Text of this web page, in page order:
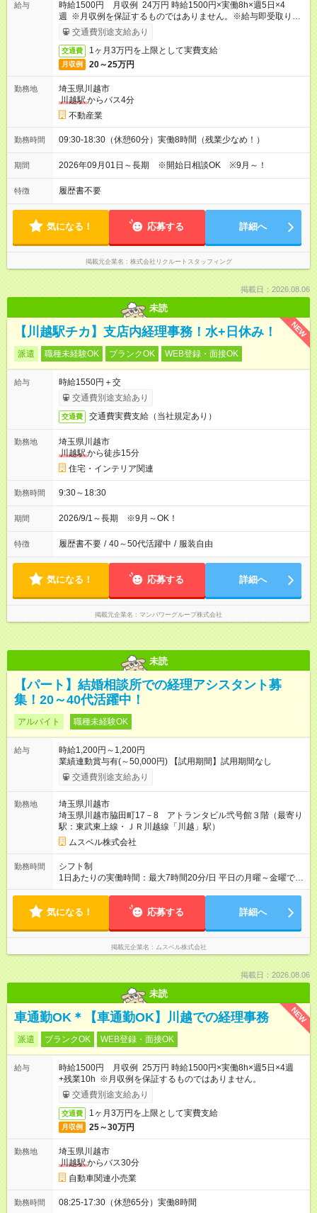
給与
時給1500円 月収例 24万円 時給1500円×実働8h×週5日×4
週 ※月収例を保証するものではありません。※給与即受取りサ
ービス利用可（利用条件有）
交通費別途支給あり
交通費 1ヶ月3万円を上限として実費支給
月収例 20～25万円
勤務地
埼玉県川越市
川越駅からバス4分
不動産業
勤務時間 09:30-18:30（休憩60分）実働8時間（残業少なめ！）
期間 2026年09月01日～長期 ※開始日相談OK ※9月～！
特徴 履歴書不要
気になる！ 応募する 詳細へ
掲載元企業名 株式会社リクルートスタッフィング
掲載日：2026.08.06
未読
NEW
【川越駅チカ】支店内経理事務！水+日休み！
派遣 職種未経験OK ブランクOK WEB登録・面接OK
給与
時給1550円＋交
交通費別途支給あり
交通費 交通費実費支給（当社規定あり）
勤務地
埼玉県川越市
川越駅から徒歩15分
住宅・インテリア関連
勤務時間 9:30～18:30
期間 2026/9/1～長期 ※9月～OK！
特徴 履歴書不要 / 40～50代活躍中 / 服装自由
気になる！ 応募する 詳細へ
掲載元企業名 マンパワーグループ株式会社
未読
【パート】結婚相談所での経理アシスタント募
集！20～40代活躍中！
アルバイト 職種未経験OK
給与
時給1,200円～1,200円
業績連動賞与有(～50,000円) 【試用期間】試用期間なし
交通費別途支給あり
勤務地
埼玉県川越市
埼玉県川越市脇田町17－8 アトランタビル弐号館３階（最寄り
駅：東武東上線・ＪＲ川越線「川越」駅）
ムスベル株式会社
勤務時間
シフト制
1日あたりの実働時間：最大7時間20分/日 平日の月曜～金曜でご
勤務いただきます。土日祝がお休みとなります。 ＜シフト例＞
休憩80分
気になる！ 応募する 詳細へ
掲載元企業名 ムスベル株式会社
掲載日：2026.08.06
未読
NEW
車通勤OK＊【車通勤OK】川越での経理事務
派遣 ブランクOK WEB登録・面接OK
給与
時給1500円 月収例 25万円 時給1500円×実働8h×週5日×4週
+残業10h ※月収例を保証するものではありません。
交通費別途支給あり
交通費 1ヶ月3万円を上限として実費支給
月収例 25～30万円
勤務地
埼玉県川越市
川越駅からバス30分
自動車関連小売業
勤務時間 08:25-17:30（休憩65分）実働8時間